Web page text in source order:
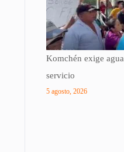
Komchén exige
servicio
5 agosto, 2026